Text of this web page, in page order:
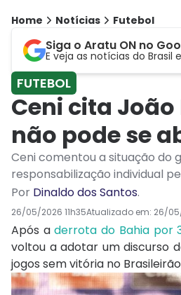
Home Notícias Futebol
Siga o Aratu ON no
E veja as notícias do Brasil
FUTEBOL
Ceni cita
não pode se
Ceni comentou a situação do
responsabilização individual
Por Dinaldo dos Santos.
26/05/2026 11h35Atualizado em: 26/
Após aderrota do Bahia por
voltou a adotar um discurso
jogos sem vitória no